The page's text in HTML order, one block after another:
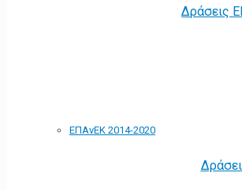
Δράσεις
ΕΠΑνΕΚ 2014-2020